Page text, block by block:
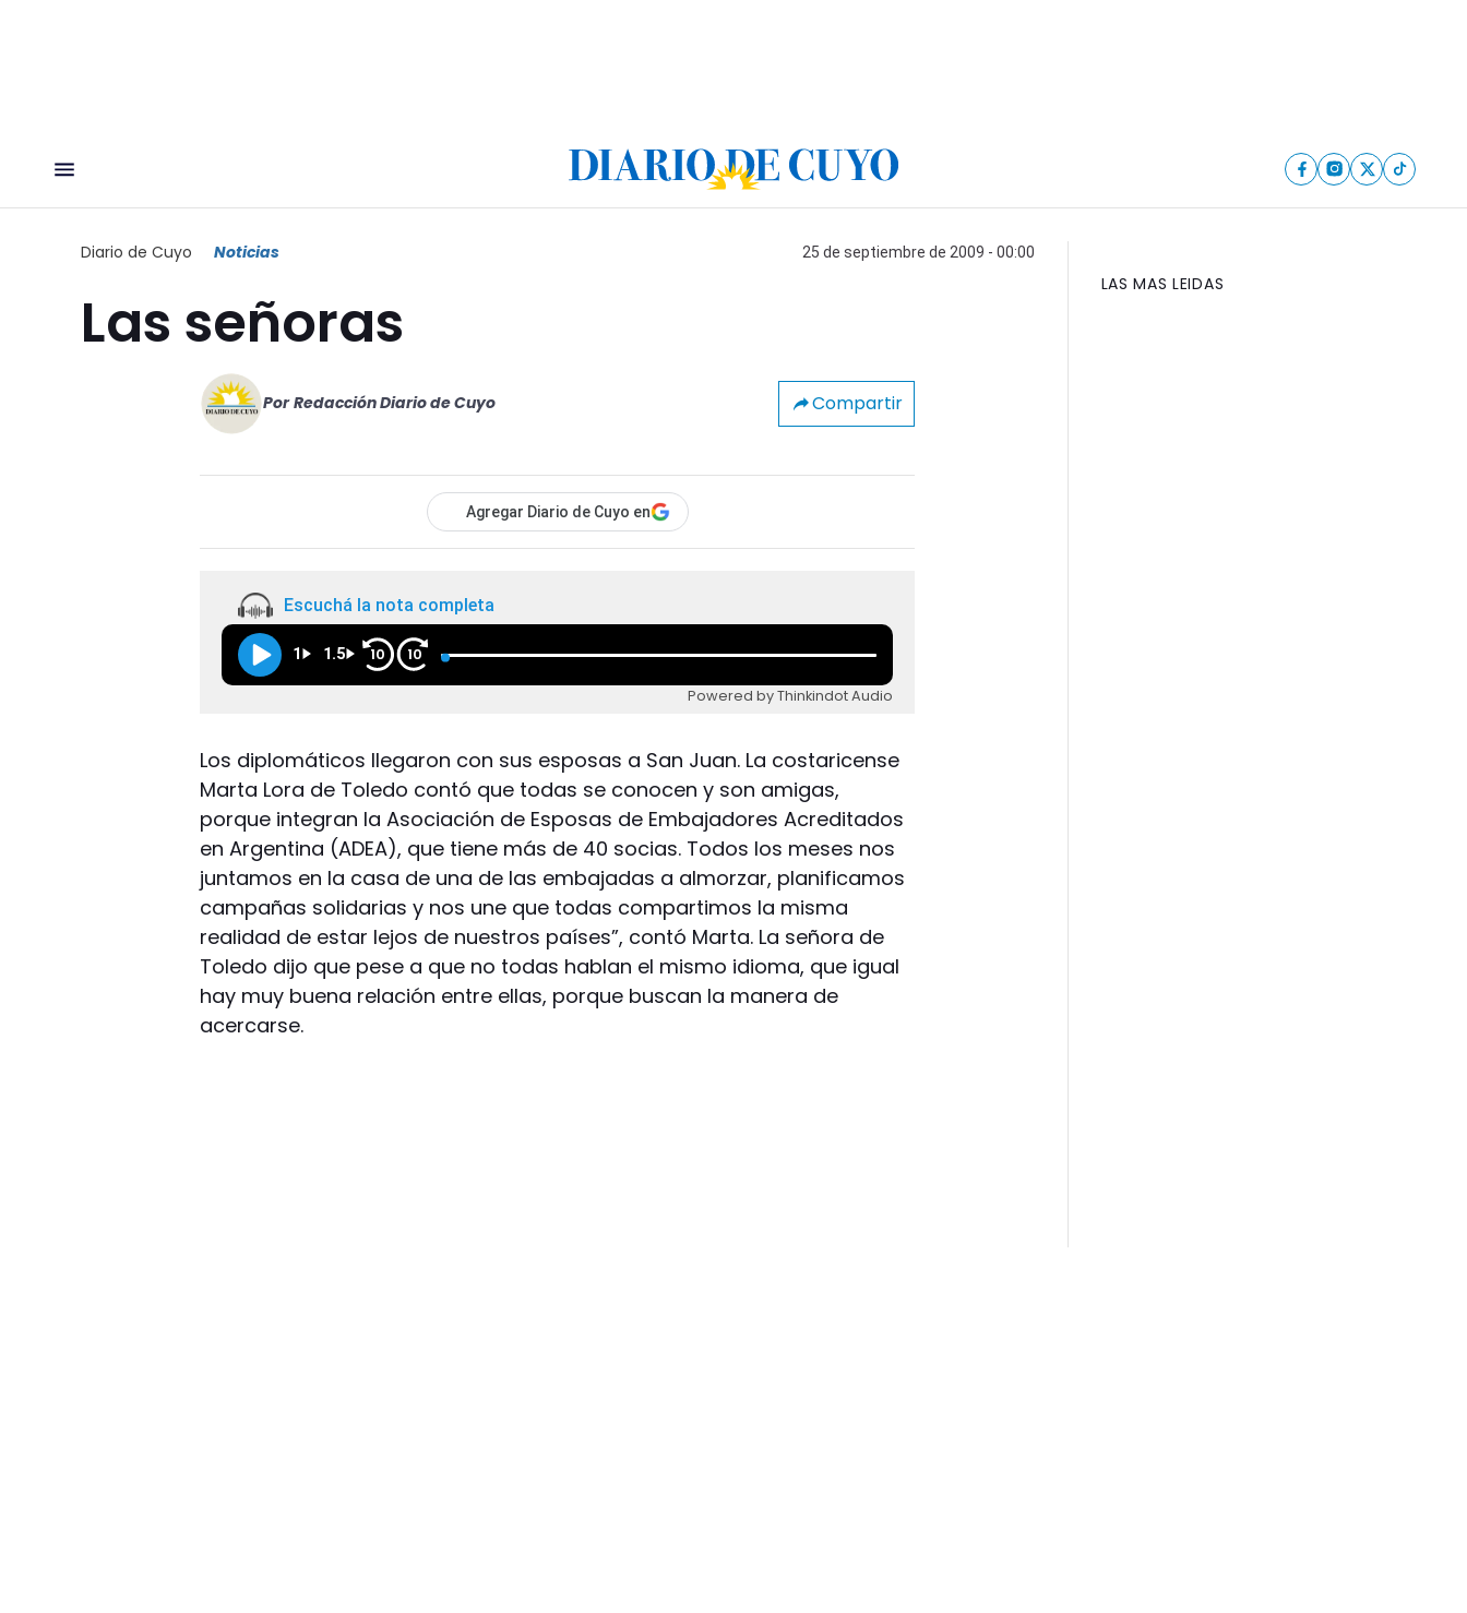
Diario de Cuyo Noticias 25 de septiembre de 2009 - 00:00
Las señoras
Por Redacción Diario de Cuyo Compartir
Agregar Diario de Cuyo en
Escuchá la nota completa
1 1.5 10 10
Powered by Thinkindot Audio
Los diplomáticos llegaron con sus esposas a San Juan. La costaricense
Marta Lora de Toledo contó que todas se conocen y son amigas,
porque integran la Asociación de Esposas de Embajadores Acreditados
en Argentina (ADEA), que tiene más de 40 socias. Todos los meses nos
juntamos en la casa de una de las embajadas a almorzar, planificamos
campañas solidarias y nos une que todas compartimos la misma
realidad de estar lejos de nuestros países”, contó Marta. La señora de
Toledo dijo que pese a que no todas hablan el mismo idioma, que igual
hay muy buena relación entre ellas, porque buscan la manera de
acercarse.
LAS MAS LEIDAS